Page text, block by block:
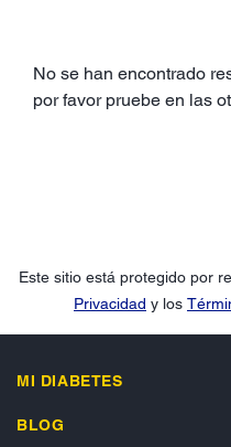
No se han encontrado
por favor pruebe en las
Este sitio está protegido por
Privacidad y los
MI DIABETES
BLOG